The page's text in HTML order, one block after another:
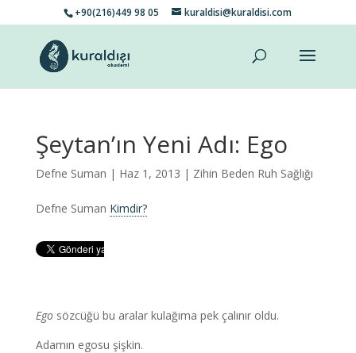
+90(216)449 98 05 kuraldisi@kuraldisi.com
Şeytan’ın Yeni Adı: Ego
Defne Suman | Haz 1, 2013 | Zihin Beden Ruh Sağlığı
Defne Suman Kimdir?
Egosözcüğü bu aralar kulağıma pek çalınır oldu.
Adamın egosu şişkin.